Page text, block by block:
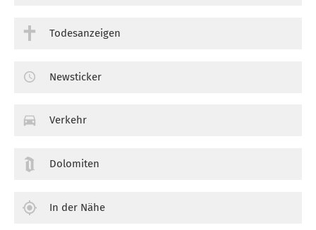
Todesanzeigen
Newsticker
Verkehr
Dolomiten
In der Nähe